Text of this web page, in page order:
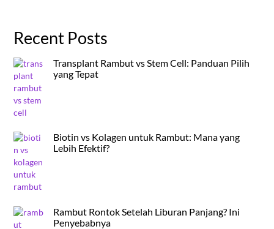
Recent Posts
Transplant Rambut vs Stem Cell: Panduan Pilih
yang Tepat
Biotin vs Kolagen untuk Rambut: Mana yang
Lebih Efektif?
Rambut Rontok Setelah Liburan Panjang? Ini
Penyebabnya